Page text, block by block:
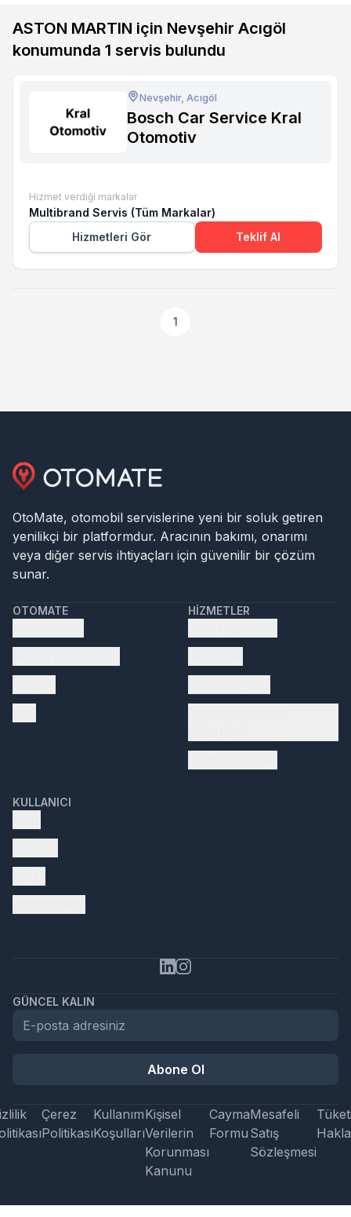
ASTON MARTIN için Nevşehir Acıgöl
konumunda 1 servis bulundu
Nevşehir, Acıgöl
Bosch Car Service Kral
Otomotiv
Hizmet verdiği markalar
Multibrand Servis (Tüm Markalar)
Hizmetleri Gör
Teklif Al
1
OtoMate, otomobil servislerine yeni bir soluk getiren
yenilikçi bir platformdur. Aracının bakımı, onarımı
veya diğer servis ihtiyaçları için güvenilir bir çözüm
sunar.
OTOMATE HIZMETLER
KULLANICI
GÜNCEL KALIN
Abone Ol
Çerez
Politikası
Kullanım
Koşulları
Kişisel
Verilerin
Korunması
Kanunu
Cayma
Formu
Mesafeli
Satış
Sözleşmesi